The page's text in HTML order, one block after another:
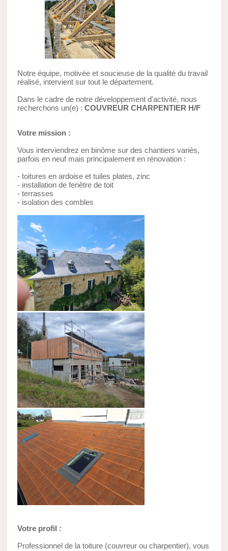
Notre équipe, motivée et soucieuse de la qualité du travail
réalisé, intervient sur tout le département.
Dans le cadre de notre développement d'activité, nous
recherchons un(e) : COUVREUR CHARPENTIER H/F
Votre mission :
Vous interviendrez en binôme sur des chantiers variés,
parfois en neuf mais principalement en rénovation :
- toitures en ardoise et tuiles plates, zinc
- installation de fenêtre de toit
- terrasses
- isolation des combles
Votre profil :
Professionnel de la toiture (couvreur ou charpentier), vous